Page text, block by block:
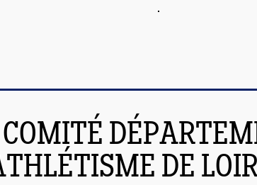
COMITÉ
DE